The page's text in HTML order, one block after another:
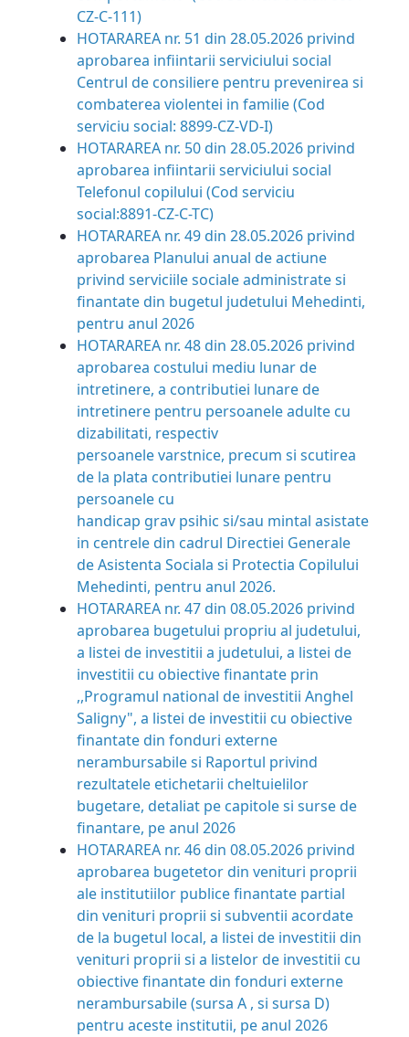
CZ-C-111)
HOTARAREA nr. 51 din 28.05.2026 privind
aprobarea infiintarii serviciului social
Centrul de consiliere pentru prevenirea si
combaterea violentei in familie (Cod
serviciu social: 8899-CZ-VD-I)
HOTARAREA nr. 50 din 28.05.2026 privind
aprobarea infiintarii serviciului social
Telefonul copilului (Cod serviciu
social:8891-CZ-C-TC)
HOTARAREA nr. 49 din 28.05.2026 privind
aprobarea Planului anual de actiune
privind serviciile sociale administrate si
finantate din bugetul judetului Mehedinti,
pentru anul 2026
HOTARAREA nr. 48 din 28.05.2026 privind
aprobarea costului mediu lunar de
intretinere, a contributiei lunare de
intretinere pentru persoanele adulte cu
dizabilitati, respectiv
persoanele varstnice, precum si scutirea
de la plata contributiei lunare pentru
persoanele cu
handicap grav psihic si/sau mintal asistate
in centrele din cadrul Directiei Generale
de Asistenta Sociala si Protectia Copilului
Mehedinti, pentru anul 2026.
HOTARAREA nr. 47 din 08.05.2026 privind
aprobarea bugetului propriu al judetului,
a listei de investitii a judetului, a listei de
investitii cu obiective finantate prin
,,Programul national de investitii Anghel
Saligny", a listei de investitii cu obiective
finantate din fonduri externe
nerambursabile si Raportul privind
rezultatele etichetarii cheltuielilor
bugetare, detaliat pe capitole si surse de
finantare, pe anul 2026
HOTARAREA nr. 46 din 08.05.2026 privind
aprobarea bugetetor din venituri proprii
ale institutiilor publice finantate partial
din venituri proprii si subventii acordate
de la bugetul local, a listei de investitii din
venituri proprii si a listelor de investitii cu
obiective finantate din fonduri externe
nerambursabile (sursa A , si sursa D)
pentru aceste institutii, pe anul 2026